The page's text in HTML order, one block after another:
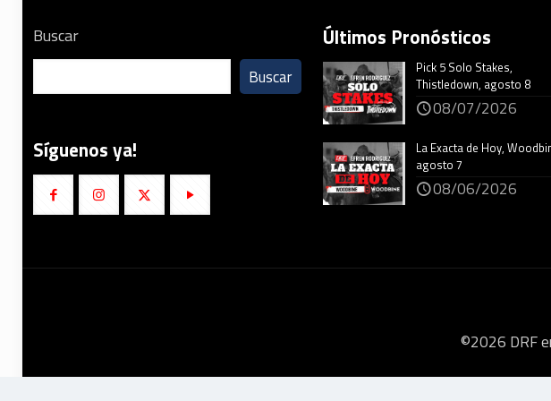
Buscar
Buscar
Síguenos ya!
Últimos Pronósticos
Pick 5 Solo Stakes,
Thistledown, agosto 8
08/07/2026
La Exacta de Hoy,
agosto 7
08/06/2026
©2026 DRF